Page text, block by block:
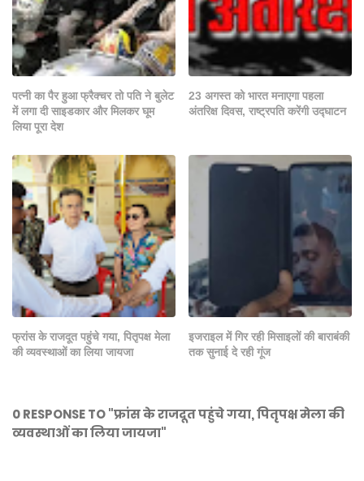
पत्नी का पैर हुआ फ्रैक्चर तो पति ने बुलेट
में लगा दी साइडकार और मिलकर घूम
लिया पूरा देश
23 अगस्त को भारत मनाएगा पहला
अंतरिक्ष दिवस, राष्ट्रपति करेंगी उद्घाटन
फ्रांस के राजदूत पहुंचे गया, पितृपक्ष मेला
की व्यवस्थाओं का लिया जायजा
इजराइल में गिर रही मिसाइलों की बाराबंकी
तक सुनाई दे रही गूंज
0 RESPONSE TO "फ्रांस के राजदूत पहुंचे गया, पितृपक्ष मेला की
व्यवस्थाओं का लिया जायजा"